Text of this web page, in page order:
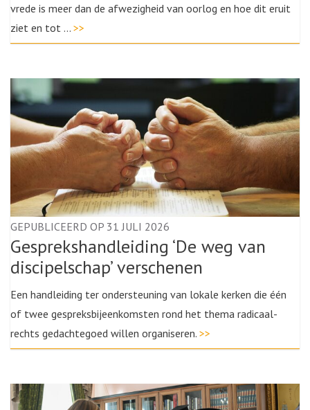
vrede is meer dan de afwezigheid van oorlog en hoe dit eruit
ziet en tot … >>
GEPUBLICEERD OP 31 JULI 2026
Gesprekshandleiding ‘De weg van
discipelschap’ verschenen
Een handleiding ter ondersteuning van lokale kerken die één
of twee gespreksbijeenkomsten rond het thema radicaal-
rechts gedachtegoed willen organiseren. >>